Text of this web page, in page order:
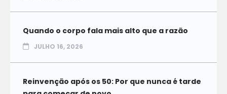
Quando o corpo fala mais alto que a razão
JULHO 16, 2026
Reinvenção após os 50: Por que nunca é tarde